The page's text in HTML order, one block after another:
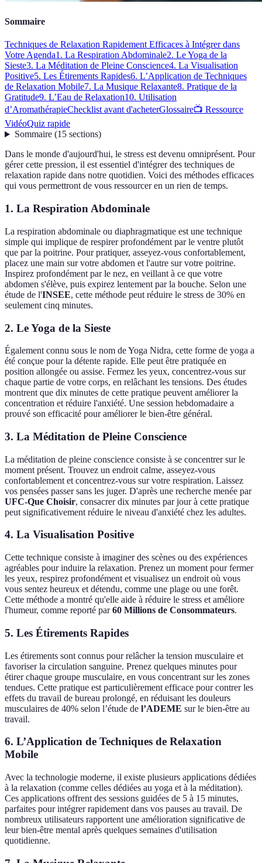
Sommaire
Techniques de Relaxation Rapidement Efficaces à Intégrer dans
Votre Agenda1. La Respiration Abdominale2. Le Yoga de la
Sieste3. La Méditation de Pleine Conscience4. La Visualisation
Positive5. Les Étirements Rapides6. L’Application de Techniques
de Relaxation Mobile7. La Musique Relaxante8. Pratique de la
Gratitude9. L’Eau de Relaxation10. Utilisation
d’AromathérapieChecklist avant d'acheterGlossaire📺 Ressource
VidéoQuiz rapide
Sommaire(15 sections)
Dans le monde d'aujourd'hui, le stress est devenu omniprésent. Pour
gérer cette pression, il est essentiel d'intégrer des techniques de
relaxation rapide dans notre quotidien. Voici des méthodes efficaces
qui vous permettront de vous ressourcer en un rien de temps.
1. La Respiration Abdominale
La respiration abdominale ou diaphragmatique est une technique
simple qui implique de respirer profondément par le ventre plutôt
que par la poitrine. Pour pratiquer, asseyez-vous confortablement,
placez une main sur votre abdomen et l'autre sur votre poitrine.
Inspirez profondément par le nez, en veillant à ce que votre
abdomen s'élève, puis expirez lentement par la bouche. Selon une
étude de l'INSEE, cette méthode peut réduire le stress de 30% en
seulement cinq minutes.
2. Le Yoga de la Sieste
Également connu sous le nom de Yoga Nidra, cette forme de yoga a
été conçue pour la détente rapide. Elle peut être pratiquée en
position allongée ou assise. Fermez les yeux, concentrez-vous sur
chaque partie de votre corps, en relâchant les tensions. Des études
montrent que dix minutes de cette pratique peuvent améliorer la
concentration et réduire l'anxiété. Une session hebdomadaire a
prouvé son efficacité pour améliorer le bien-être général.
3. La Méditation de Pleine Conscience
La méditation de pleine conscience consiste à se concentrer sur le
moment présent. Trouvez un endroit calme, asseyez-vous
confortablement et concentrez-vous sur votre respiration. Laissez
vos pensées passer sans les juger. D'après une recherche menée par
UFC-Que Choisir, consacrer dix minutes par jour à cette pratique
peut significativement réduire le niveau d'anxiété chez les adultes.
4. La Visualisation Positive
Cette technique consiste à imaginer des scènes ou des expériences
agréables pour induire la relaxation. Prenez un moment pour fermer
les yeux, respirez profondément et visualisez un endroit où vous
vous sentez heureux et détendu, comme une plage ou une forêt.
Cette méthode a montré qu'elle aide à réduire le stress et améliore
l'humeur, comme reporté par60 Millions de Consommateurs.
5. Les Étirements Rapides
Les étirements sont connus pour relâcher la tension musculaire et
favoriser la circulation sanguine. Prenez quelques minutes pour
étirer chaque groupe musculaire, en vous concentrant sur les zones
tendues. Cette pratique est particulièrement efficace pour contrer les
effets du travail de bureau prolongé, en réduisant les douleurs
musculaires de 40% selon l’étude de l’ADEME sur le bien-être au
travail.
6. L’Application de Techniques de Relaxation
Mobile
Avec la technologie moderne, il existe plusieurs applications dédiées
à la relaxation (comme celles dédiées au yoga et à la méditation).
Ces applications offrent des sessions guidées de 5 à 15 minutes,
parfaites pour intégrer rapidement dans vos pauses au travail. De
nombreux utilisateurs rapportent une amélioration significative de
leur bien-être mental après quelques semaines d'utilisation
quotidienne.